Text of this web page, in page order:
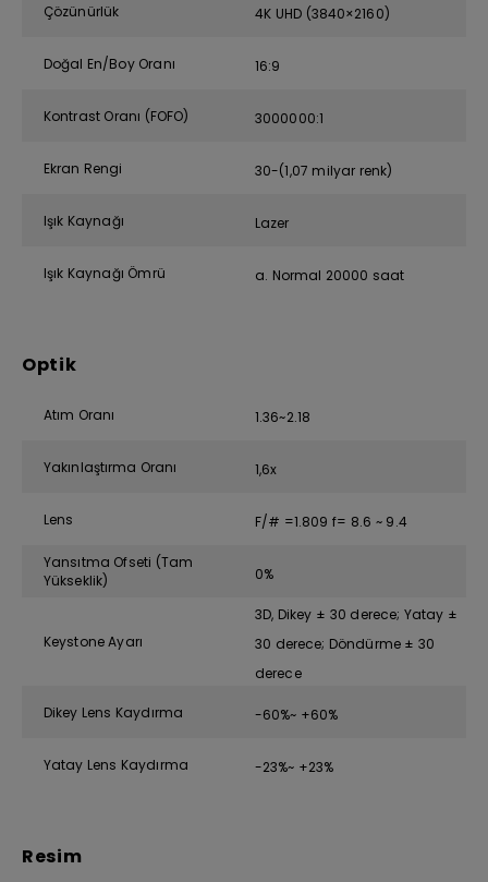
Çözünürlük 4K UHD (3840×2160)
Doğal En/Boy Oranı 16:9
Kontrast Oranı (FOFO) 3000000:1
Ekran Rengi 30-(1,07 milyar renk)
Işık Kaynağı Lazer
Işık Kaynağı Ömrü a. Normal 20000 saat
Optik
Atım Oranı 1.36~2.18
Yakınlaştırma Oranı 1,6x
Lens F/# =1.809 f= 8.6 ~ 9.4
Yansıtma Ofseti (Tam
Yükseklik)
0%
Keystone Ayarı
3D, Dikey ± 30 derece; Yatay ±
30 derece; Döndürme ± 30
derece
Dikey Lens Kaydırma -60%~ +60%
Yatay Lens Kaydırma -23%~ +23%
Resim